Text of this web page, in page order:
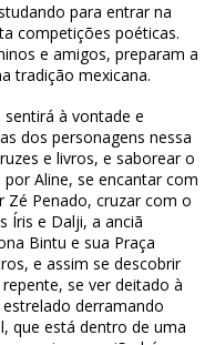
para entrar na
competições poéticas.
e amigos, preparam a
tradição mexicana.
à vontade e
dos personagens nessa
e livros, e saborear o
Aline, se encantar com
Zé Penado, cruzar com o
Íris e Dalji, a anciã
Bintu e sua Praça
e assim se descobrir
se ver deitado à
derramando
que está dentro de uma